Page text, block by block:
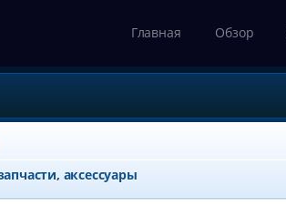
Главная Обзор
аксессуары